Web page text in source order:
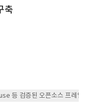
축
등 검증된 오픈소스 프레임워